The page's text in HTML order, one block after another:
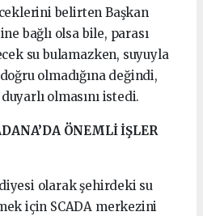
belirten Başkan
bağlı olsa bile, parası
su bulamazken, suyuyla
olmadığına değindi,
olmasını istedi.
ÖNEMLİ İŞLER
olarak şehirdeki su
için SCADA merkezini